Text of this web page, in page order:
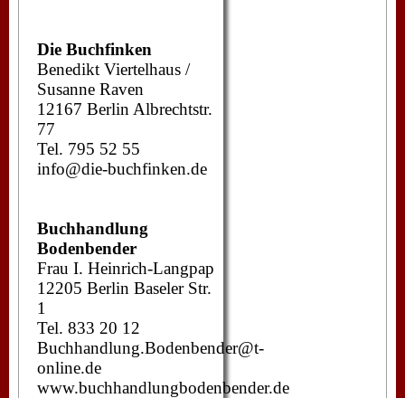
Die Buchfinken
Benedikt Viertelhaus /
Susanne Raven
12167 Berlin Albrechtstr.
77
Tel. 795 52 55
info@die-buchfinken.de
Buchhandlung
Bodenbender
Frau I. Heinrich-Langpap
12205 Berlin Baseler Str.
1
Tel. 833 20 12
Buchhandlung.Bodenbender@t-
online.de
www.buchhandlungbodenbender.de